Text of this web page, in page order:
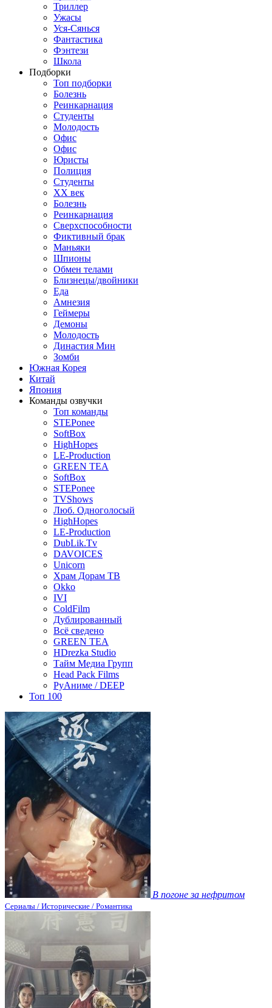
Триллер
Ужасы
Уся-Сянься
Фантастика
Фэнтези
Школа
Подборки
Топ подборки
Болезнь
Реинкарнация
Студенты
Молодость
Офис
Офис
Юристы
Полиция
Студенты
ХХ век
Болезнь
Реинкарнация
Сверхспособности
Фиктивный брак
Маньяки
Шпионы
Обмен телами
Близнецы/двойники
Еда
Амнезия
Геймеры
Демоны
Молодость
Династия Мин
Зомби
Южная Корея
Китай
Япония
Команды озвучки
Топ команды
STEPonee
SoftBox
HighHopes
LE-Production
GREEN TEA
SoftBox
STEPonee
TVShows
Люб. Одноголосый
HighHopes
LE-Production
DubLik.Tv
DAVOICES
Unicorn
Храм Дорам ТВ
Okko
IVI
ColdFilm
Дублированный
Всё сведено
GREEN TEA
HDrezka Studio
Тайм Медиа Групп
Head Pack Films
РуАниме / DEEP
Топ 100
В погоне за нефритом
Сериалы / Исторические / Романтика